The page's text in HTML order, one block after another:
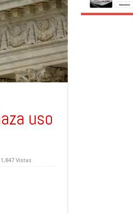
uso
1,847 Vistas